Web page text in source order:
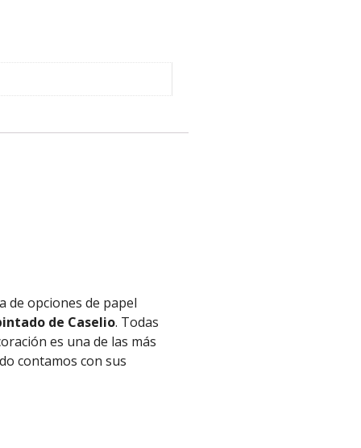
de opciones de papel
de Caselio. Todas
es una de las más
contamos con sus